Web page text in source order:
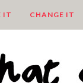
IT CHANGE IT